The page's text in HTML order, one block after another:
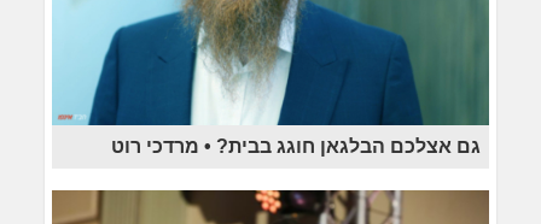
גם אצלכם הבלגאן חוגג בבית? • מרדכי רוט